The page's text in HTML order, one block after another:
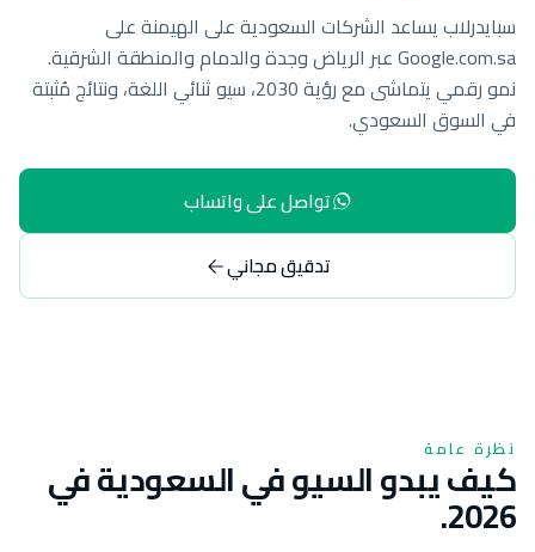
سبايدرلاب يساعد الشركات السعودية على الهيمنة على
Google.com.sa عبر الرياض وجدة والدمام والمنطقة الشرقية.
نمو رقمي يتماشى مع رؤية 2030، سيو ثنائي اللغة، ونتائج مُثبتة
في السوق السعودي.
تواصل على واتساب
تدقيق مجاني
نظرة عامة
كيف يبدو السيو في السعودية في
2026.